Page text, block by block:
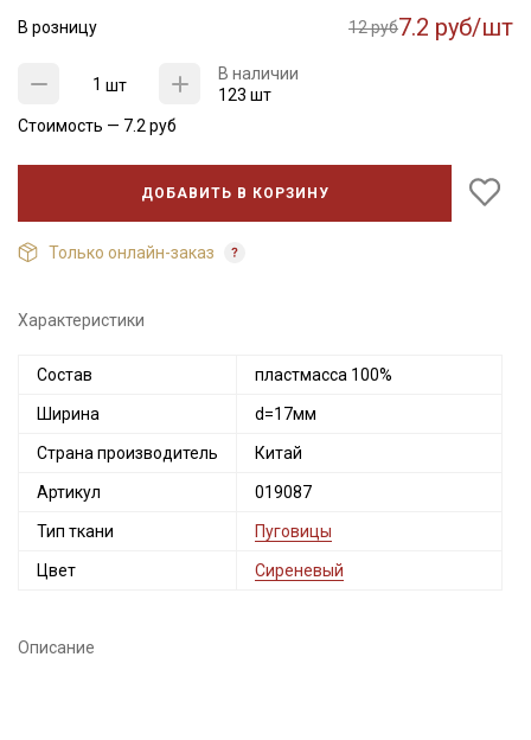
В розницу 12 руб7.2 руб/шт
шт
В наличии
123 шт
Стоимость — 7.2 руб
ДОБАВИТЬ В КОРЗИНУ
Только онлайн-заказ
Характеристики
Состав пластмасса 100%
Ширина d=17мм
Страна производитель Китай
Артикул 019087
Тип ткани Пуговицы
Цвет Сиреневый
Описание
Секретная рассылка от Купава
Мы публикуем здесь дополнительные
категории тканей